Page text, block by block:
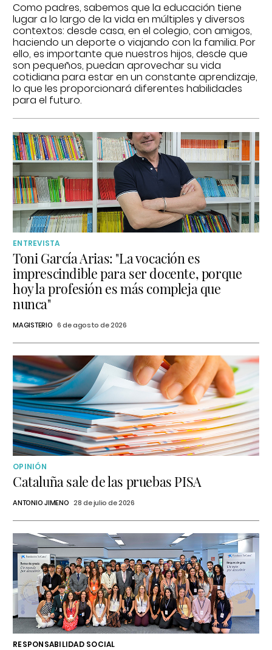
Como padres, sabemos que la educación tiene
lugar a lo largo de la vida en múltiples y diversos
contextos: desde casa, en el colegio, con amigos,
haciendo un deporte o viajando con la familia. Por
ello, es importante que nuestros hijos, desde que
son pequeños, puedan aprovechar su vida
cotidiana para estar en un constante aprendizaje,
lo que les proporcionará diferentes habilidades
para el futuro.
ENTREVISTA
Toni García Arias: "La vocación es
imprescindible para ser docente, porque
hoy la profesión es más compleja que
nunca"
MAGISTERIO 6 de agosto de 2026
OPINIÓN
Cataluña sale de las pruebas PISA
ANTONIO JIMENO 28 de julio de 2026
RESPONSABILIDAD SOCIAL